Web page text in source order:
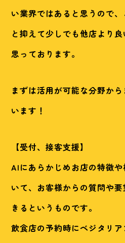
い業界ではあると思うので
と抑えて少しでも他店より
思っております。
まずは活用が可能な分野か
います！
【受付、接客支援】
AIにあらかじめお店の特徴
いて、お客様からの質問や
きるというものです。
飲食店の予約時にベジタリ